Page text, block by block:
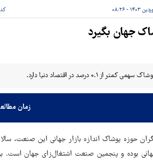
جهان بگیرد
در اقتصاد دنیا دارد.
زمان مطالعه: ۴
حوزه پوشاک اندازه بازار جهانی این صنعت،
بوده و پنجمین صنعت اشتغال‌زای جهان است.